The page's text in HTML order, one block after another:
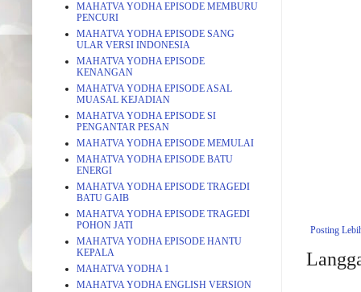
Posting
MAHATVA YODHA EPISODE MEMBURU
PENCURI
MAHATVA YODHA EPISODE SANG
ULAR VERSI INDONESIA
MAHATVA YODHA EPISODE
KENANGAN
MAHATVA YODHA EPISODE ASAL
MUASAL KEJADIAN
MAHATVA YODHA EPISODE SI
PENGANTAR PESAN
MAHATVA YODHA EPISODE MEMULAI
MAHATVA YODHA EPISODE BATU
ENERGI
MAHATVA YODHA EPISODE TRAGEDI
BATU GAIB
MAHATVA YODHA EPISODE TRAGEDI
POHON JATI
MAHATVA YODHA EPISODE HANTU
KEPALA
MAHATVA YODHA 1
MAHATVA YODHA ENGLISH VERSION